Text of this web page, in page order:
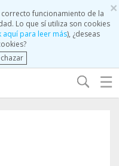
×
funcionamiento de la
Lo que sí utiliza son cookies
aquí para leer más), ¿deseas
☰